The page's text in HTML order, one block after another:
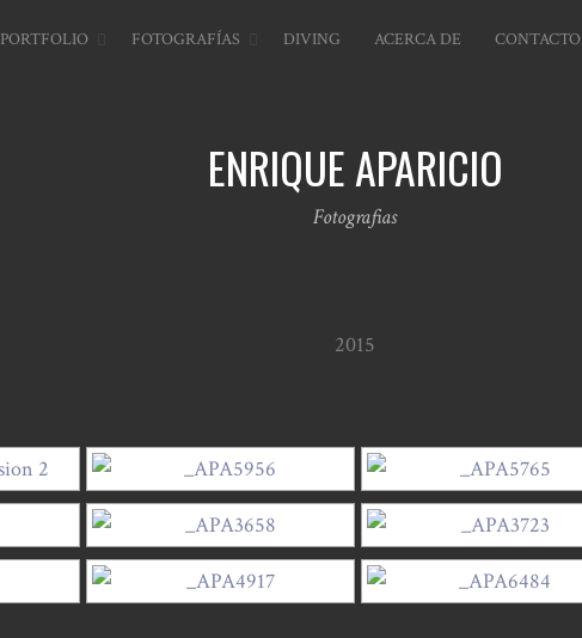
PORTFOLIO FOTOGRAFÍAS DIVING ACERCA DE CONTACTO
ENRIQUE APARICIO
Fotografias
2015